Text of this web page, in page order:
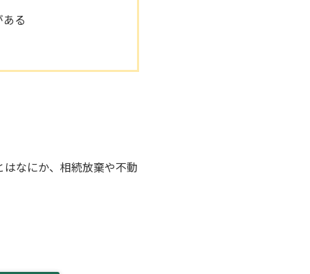
る
なにか、相続放棄や不動